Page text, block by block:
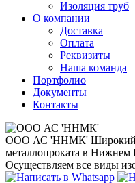
Изоляция труб
О компании
Доставка
Оплата
Реквизиты
Наша команда
Портфолио
Документы
Контакты
ООО АС 'ННМК' Широкий
металлопроката в Нижнем
Осуществляем все виды